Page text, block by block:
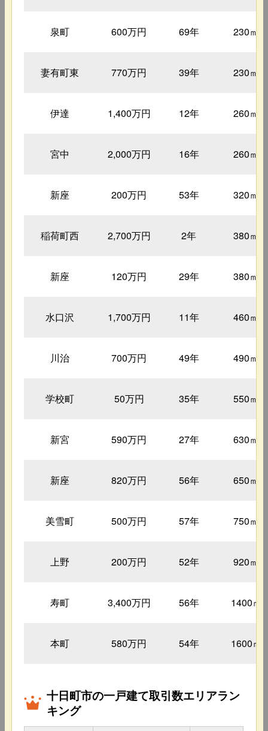
泉町 600万円 69年 230㎡
妻有町東 770万円 39年 230㎡
伊達 1,400万円 12年 260㎡
宮中 2,000万円 16年 260㎡
新座 200万円 53年 320㎡
稲荷町西 2,700万円 2年 380㎡
新座 120万円 29年 380㎡
水口沢 1,700万円 11年 460㎡
川治 700万円 49年 490㎡
学校町 50万円 35年 550㎡
新宮 590万円 27年 630㎡
新座 820万円 56年 650㎡
美雪町 500万円 57年 750㎡
上野 200万円 52年 920㎡
寿町 3,400万円 56年 1400㎡
本町 580万円 54年 1600㎡
十日町市の一戸建て取引数エリアラン
キング